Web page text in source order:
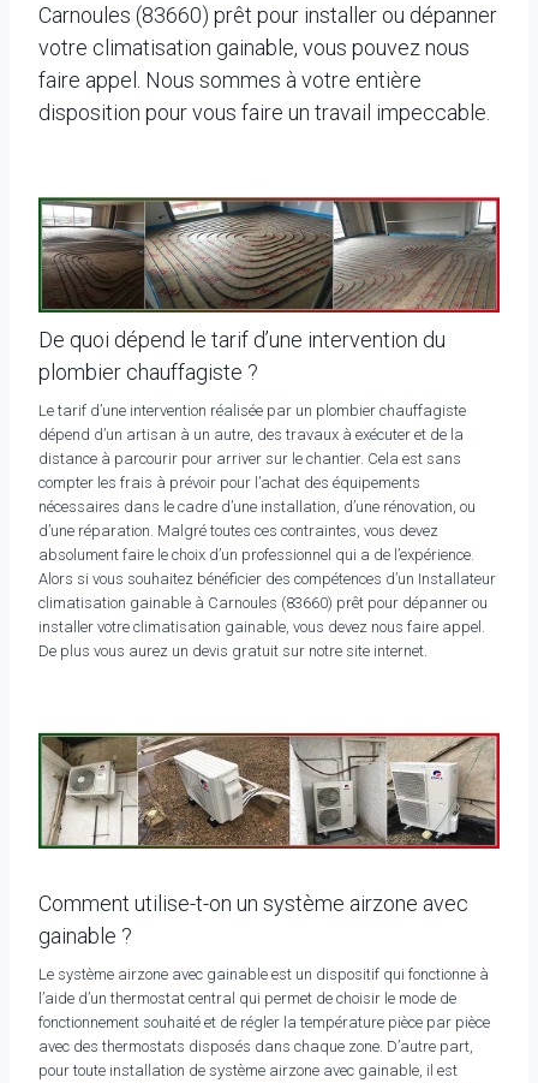
Carnoules (83660) prêt pour installer ou dépanner
votre climatisation gainable, vous pouvez nous
faire appel. Nous sommes à votre entière
disposition pour vous faire un travail impeccable.
De quoi dépend le tarif d’une intervention du
plombier chauffagiste ?
Le tarif d’une intervention réalisée par un plombier chauffagiste
dépend d’un artisan à un autre, des travaux à exécuter et de la
distance à parcourir pour arriver sur le chantier. Cela est sans
compter les frais à prévoir pour l’achat des équipements
nécessaires dans le cadre d’une installation, d’une rénovation, ou
d’une réparation. Malgré toutes ces contraintes, vous devez
absolument faire le choix d’un professionnel qui a de l’expérience.
Alors si vous souhaitez bénéficier des compétences d’un Installateur
climatisation gainable à Carnoules (83660) prêt pour dépanner ou
installer votre climatisation gainable, vous devez nous faire appel.
De plus vous aurez un devis gratuit sur notre site internet.
Comment utilise-t-on un système airzone avec
gainable ?
Le système airzone avec gainable est un dispositif qui fonctionne à
l’aide d’un thermostat central qui permet de choisir le mode de
fonctionnement souhaité et de régler la température pièce par pièce
avec des thermostats disposés dans chaque zone. D’autre part,
pour toute installation de système airzone avec gainable, il est